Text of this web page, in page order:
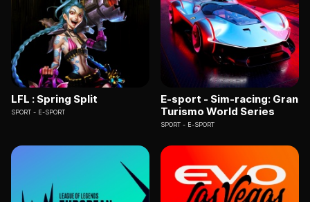
LFL : Spring Split
SPORT E-SPORT
E-sport - Sim-racing: Gran
Turismo World Series
SPORT E-SPORT